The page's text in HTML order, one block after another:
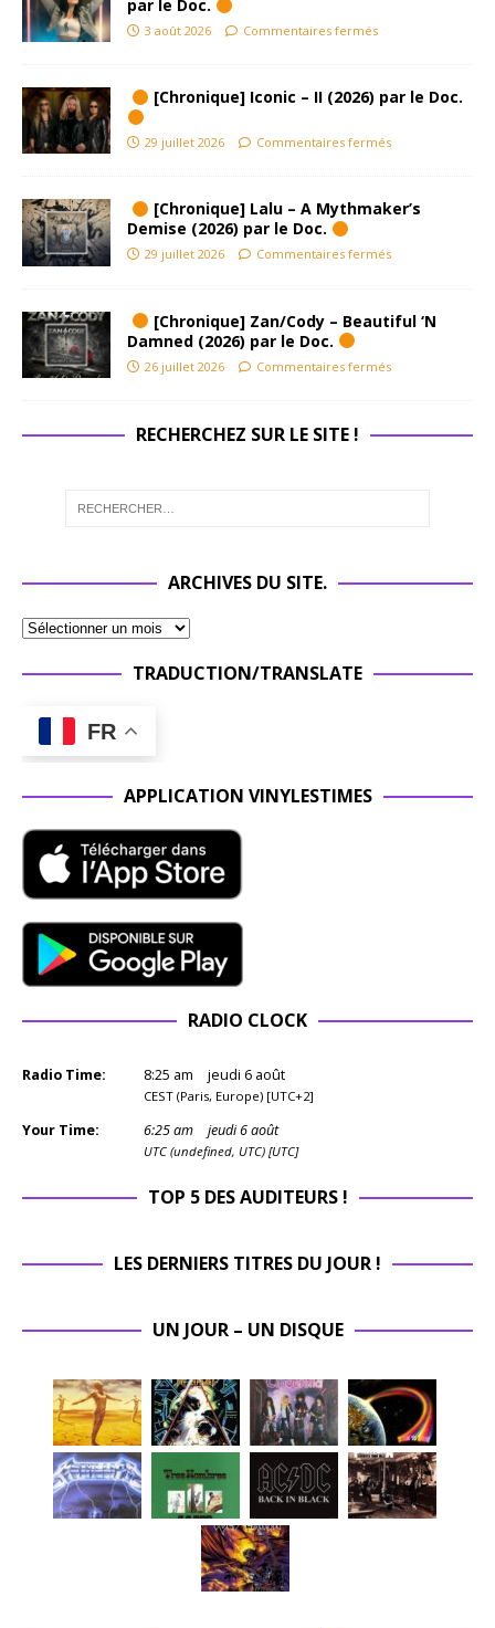
par le Doc.
3 août 2026 Commentaires fermés
[Chronique] Iconic – II (2026) par le Doc.
29 juillet 2026 Commentaires fermés
[Chronique] Lalu – A Mythmaker’s
Demise (2026) par le Doc.
29 juillet 2026 Commentaires fermés
[Chronique] Zan/Cody – Beautiful ‘N
Damned (2026) par le Doc.
26 juillet 2026 Commentaires fermés
RECHERCHEZ SUR LE SITE !
ARCHIVES DU SITE.
TRADUCTION/TRANSLATE
FR
APPLICATION VINYLESTIMES
RADIO CLOCK
Radio Time: 8:25 am jeudi 6 août
CEST (Paris, Europe) [UTC+2]
Your Time: 6:25am jeudi 6 août
UTC (undefined, UTC) [UTC]
TOP 5 DES AUDITEURS !
LES DERNIERS TITRES DU JOUR !
UN JOUR – UN DISQUE